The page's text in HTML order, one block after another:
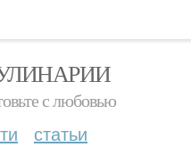
с любовью
статьи